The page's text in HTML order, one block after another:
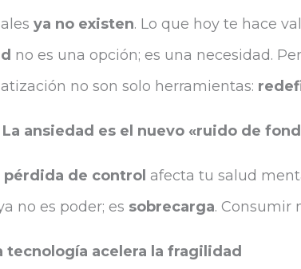
ya no existen. Lo que hoy te hace
no es una opción; es una necesidad.
no son solo herramientas:
ansiedad es el nuevo «ruido de
pérdida de control afecta tu salud
no es poder; es sobrecarga. Consumir
tecnología acelera la fragilidad